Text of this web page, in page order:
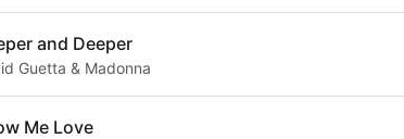
and Deeper
Guetta & Madonna
Me Love